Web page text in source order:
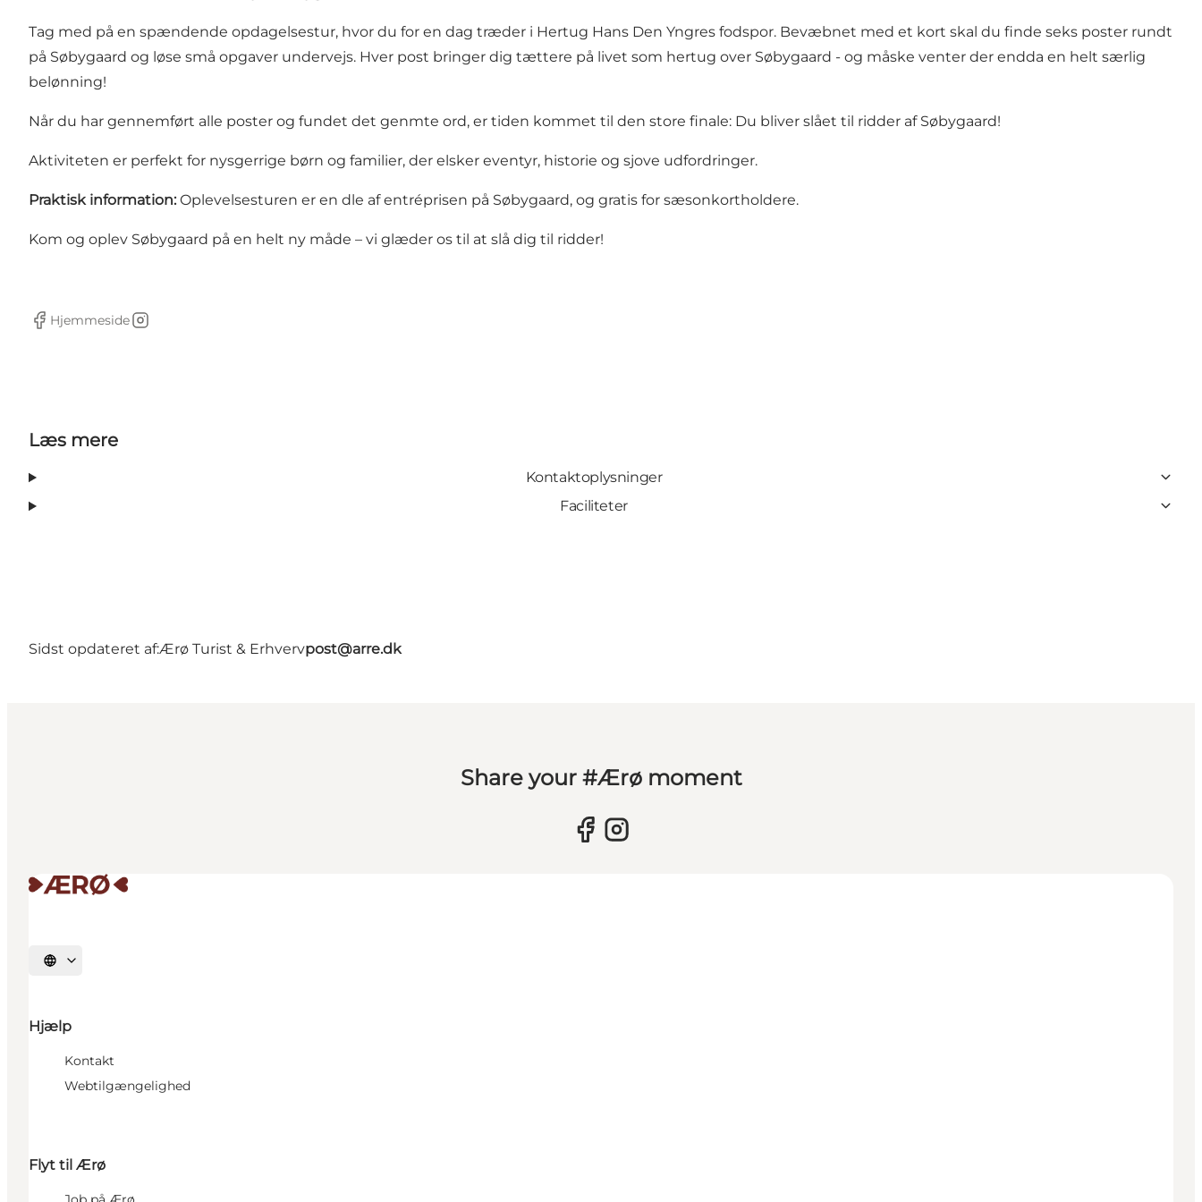
Tag med på en spændende opdagelsestur, hvor du for en dag træder i Hertug Hans Den Yngres fodspor. Bevæbnet med et kort skal du finde seks poster rundt
på Søbygaard og løse små opgaver undervejs. Hver post bringer dig tættere på livet som hertug over Søbygaard - og måske venter der endda en helt særlig
belønning!
Når du har gennemført alle poster og fundet det genmte ord, er tiden kommet til den store finale: Du bliver slået til ridder af Søbygaard!
Aktiviteten er perfekt for nysgerrige børn og familier, der elsker eventyr, historie og sjove udfordringer.
Praktisk information: Oplevelsesturen er en dle af entréprisen på Søbygaard, og gratis for sæsonkortholdere.
Kom og oplev Søbygaard på en helt ny måde – vi glæder os til at slå dig til ridder!
Facebook
Hjemmeside
Instagram
Læs mere
Kontaktoplysninger
Faciliteter
Sidst opdateret af:Ærø Turist & Erhvervpost@arre.dk
Share your #Ærø moment
Vælg sprog
Hjælp
Kontakt
Webtilgængelighed
Flyt til Ærø